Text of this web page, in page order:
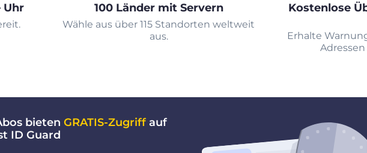
Uhr 100 Länder mit Servern
Wähle aus über 115 Standorten weltweit
aus.
Kostenlose
Erhalte
bieten GRATIS-Zugriff auf
ID Guard